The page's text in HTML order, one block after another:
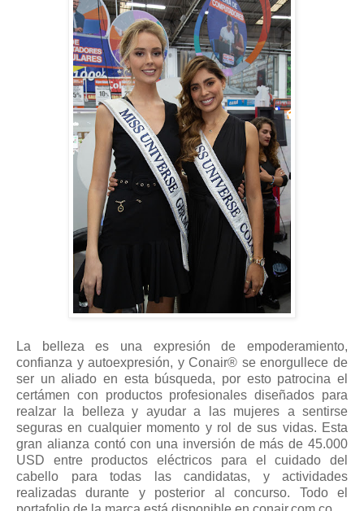
La belleza es una expresión de empoderamiento,
confianza y autoexpresión, y Conair® se enorgullece de
ser un aliado en esta búsqueda, por esto patrocina el
certámen con productos profesionales diseñados para
realzar la belleza y ayudar a las mujeres a sentirse
seguras en cualquier momento y rol de sus vidas. Esta
gran alianza contó con una inversión de más de 45.000
USD entre productos eléctricos para el cuidado del
cabello para todas las candidatas, y actividades
realizadas durante y posterior al concurso. Todo el